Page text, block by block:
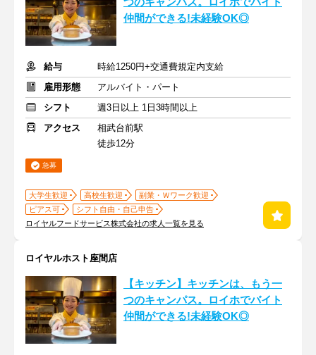
仲間ができる!未経験OK◎
給与
時給1250円+交通費規定内支給
雇用形態
アルバイト・パート
シフト
週3日以上 1日3時間以上
アクセス
相武台前駅
徒歩12分
急募
大学生歓迎 高校生歓迎
副業・Ｗワーク歓迎
ピアス可
シフト自由・自己申告
ロイヤルフードサービス株式会社の求人一覧を見る
ロイヤルホスト座間店
【キッチン】キッチンは、もう一
つのキャンパス。ロイホでバイト
仲間ができる!未経験OK◎